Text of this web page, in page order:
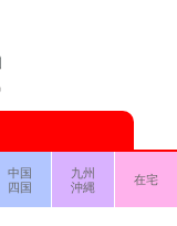
中国
四国
九州
沖縄
在宅